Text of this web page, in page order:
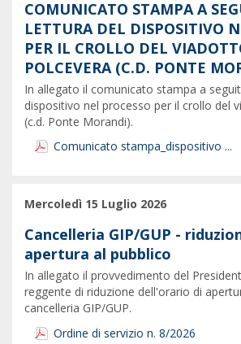
COMUNICATO STAMPA A
LETTURA DEL DISPOSITIVO
PER IL CROLLO DEL
POLCEVERA (C.D. PONTE
In allegato il comunicato stampa a
dispositivo nel processo per il crollo del
(c.d. Ponte Morandi).
Comunicato stampa_dispositivo ...
Mercoledì 15 Luglio 2026
Cancelleria GIP/GUP -
apertura al pubblico
In allegato il provvedimento del
reggente di riduzione dell'orario di
cancelleria GIP/GUP.
Ordine di servizio n. 8/2026